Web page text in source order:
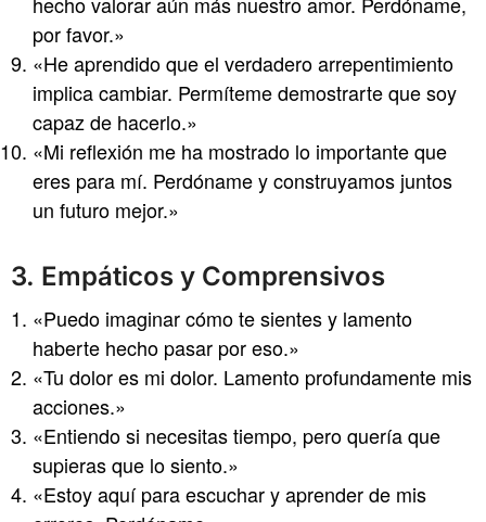
por favor.»
«He aprendido que el verdadero arrepentimiento
implica cambiar. Permíteme demostrarte que soy
capaz de hacerlo.»
«Mi reflexión me ha mostrado lo importante que
eres para mí. Perdóname y construyamos juntos
un futuro mejor.»
3. Empáticos y Comprensivos
«Puedo imaginar cómo te sientes y lamento
haberte hecho pasar por eso.»
«Tu dolor es mi dolor. Lamento profundamente mis
acciones.»
«Entiendo si necesitas tiempo, pero quería que
supieras que lo siento.»
«Estoy aquí para escuchar y aprender de mis